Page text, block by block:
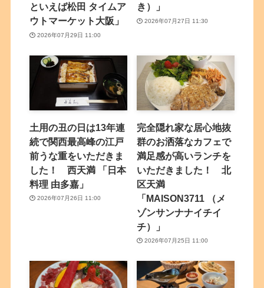
といえば松田 タイムア
ウトマーケット大阪」
2026年07月29日 11:00
き）」
2026年07月27日 11:30
土用の丑の日は13年連
続で関西最高峰の江戸
前うな重をいただきま
した！ 西天満 「日本
料理 由多嘉」
2026年07月26日 11:00
完全隠れ家な居心地抜
群のお洒落なカフェで
満足感が高いランチを
いただきました！ 北
区天満
「MAISON3711 （メ
ゾンサンナナイチイ
チ）」
2026年07月25日 11:00